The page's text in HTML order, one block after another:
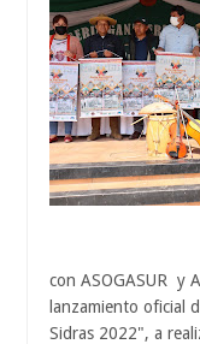
con ASOGASUR y
lanzamiento oficial
Sidras 2022", a